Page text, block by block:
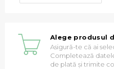
Alege produsul
Asigură-te că ai
Completează
de plată și trimite